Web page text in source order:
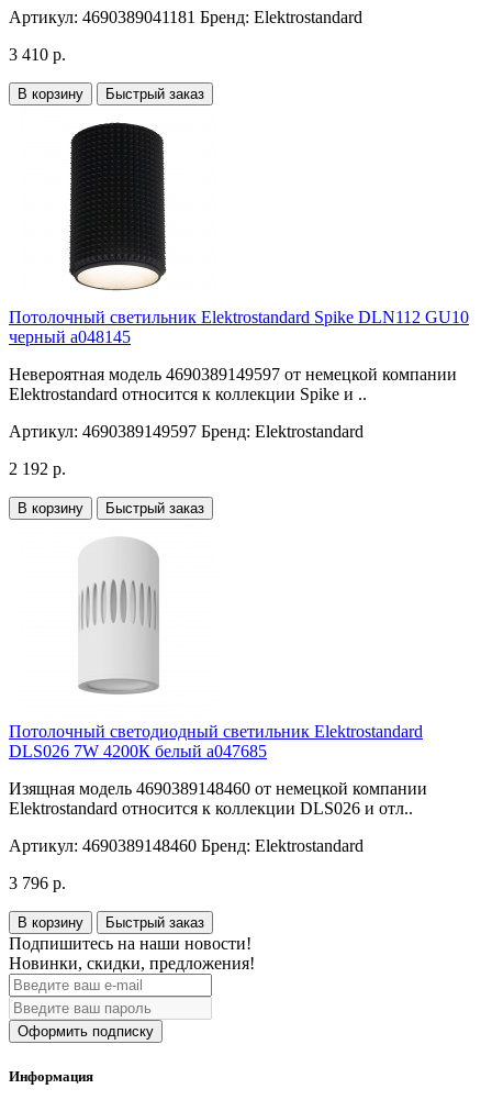
Артикул: 4690389041181 Бренд: Elektrostandard
3 410 р.
В корзину Быстрый заказ
Потолочный светильник Elektrostandard Spike DLN112 GU10
черный a048145
Невероятная модель 4690389149597 от немецкой компании
Elektrostandard относится к коллекции Spike и ..
Артикул: 4690389149597 Бренд: Elektrostandard
2 192 р.
В корзину Быстрый заказ
Потолочный светодиодный светильник Elektrostandard
DLS026 7W 4200К белый a047685
Изящная модель 4690389148460 от немецкой компании
Elektrostandard относится к коллекции DLS026 и отл..
Артикул: 4690389148460 Бренд: Elektrostandard
3 796 р.
В корзину Быстрый заказ
Подпишитесь на наши новости!
Новинки, скидки, предложения!
Оформить подписку
Информация